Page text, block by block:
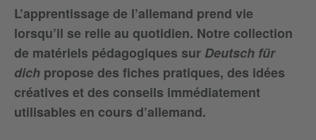
L’apprentissage de l’allemand prend vie
lorsqu’il se relie au quotidien. Notre collection
de matériels pédagogiques sur Deutsch für
dich propose des fiches pratiques, des idées
créatives et des conseils immédiatement
utilisables en cours d’allemand.